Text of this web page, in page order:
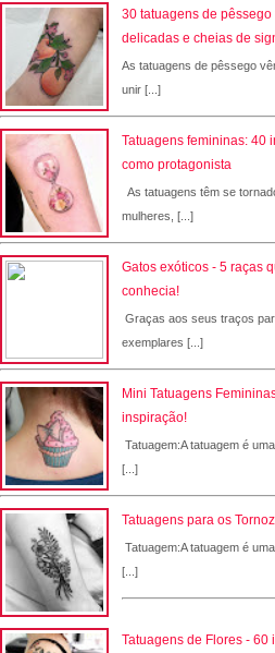
30 tatuagens de
delicadas e cheias de
As tatuagens de pêssego
unir [...]
Tatuagens femininas: 40
como protagonista
As tatuagens têm se
mulheres, [...]
Gatos exóticos - 5 raças
conhecia!
Graças aos seus traços
exemplares [...]
Mini Tatuagens
inspiração!
Tatuagem:A tatuagem é
[...]
Tatuagens para os
Tatuagem:A tatuagem é
[...]
Tatuagens de Flores - 60